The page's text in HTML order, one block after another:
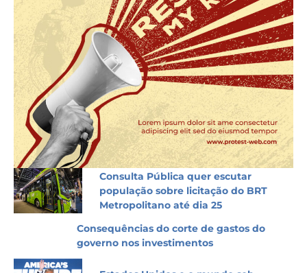
Consulta Pública quer escutar
população sobre licitação do BRT
Metropolitano até dia 25
Consequências do corte de gastos do
governo nos investimentos